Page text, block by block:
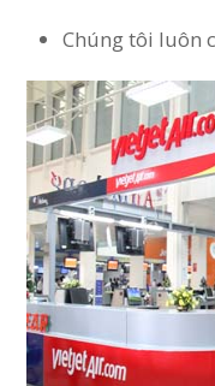
Chúng tôi luôn